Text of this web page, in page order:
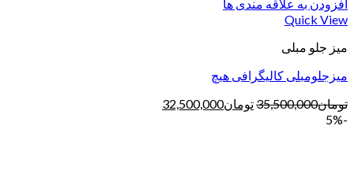
افزودن به علاقه مندی ها
Quick View
میز جلو مبلی
میزجلومبلی کالیگرافی هیچ
تومان35,500,000تومان32,500,000
-5%